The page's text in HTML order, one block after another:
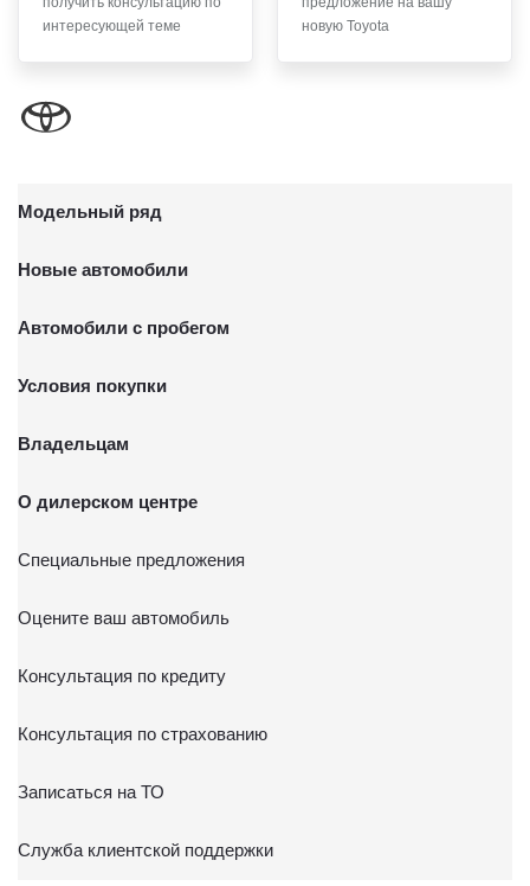
интересующей теме
новую Toyota
Модельный ряд
Новые автомобили
Автомобили с пробегом
Условия покупки
Владельцам
О дилерском центре
Специальные предложения
Оцените ваш автомобиль
Консультация по кредиту
Консультация по страхованию
Записаться на ТО
Служба клиентской поддержки